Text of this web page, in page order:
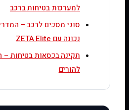
למערכות בטיחות ברכב
סוגי מסכים לרכב –
נכונה עם ZETA Elite
תקינה בכסאות בטיחות
להורים